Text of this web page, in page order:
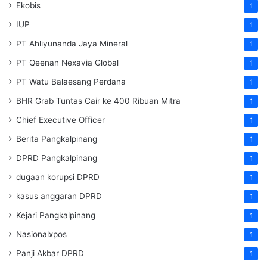
Ekobis 1
IUP 1
PT Ahliyunanda Jaya Mineral 1
PT Qeenan Nexavia Global 1
PT Watu Balaesang Perdana 1
BHR Grab Tuntas Cair ke 400 Ribuan Mitra 1
Chief Executive Officer 1
Berita Pangkalpinang 1
DPRD Pangkalpinang 1
dugaan korupsi DPRD 1
kasus anggaran DPRD 1
Kejari Pangkalpinang 1
Nasionalxpos 1
Panji Akbar DPRD 1